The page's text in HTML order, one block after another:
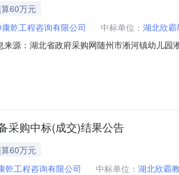
60万元
乾工程咨询有限公司 中标单位： 湖北欣霸
源：湖北省政府采购网随州市淅河镇幼儿
0065二、采购计划备案号421391-2023-
采购中标(成交)结果公告
60万元
乾工程咨询有限公司 中标单位： 湖北欣霸